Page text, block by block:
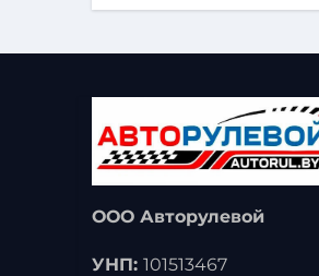
ООО Авторулевой
УНП: 101513467